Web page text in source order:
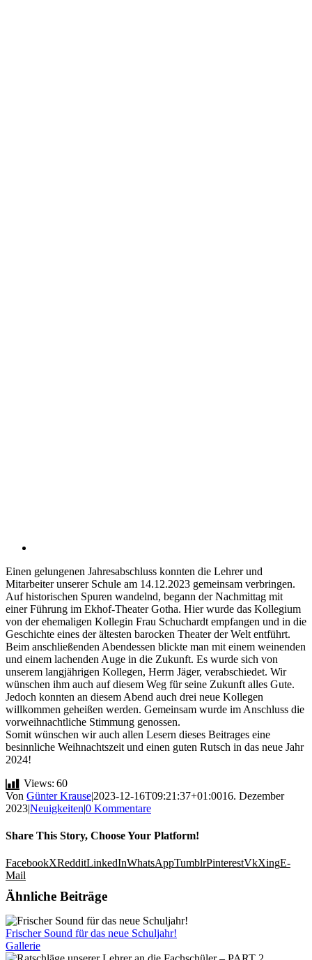
Einen gelungenen Jahresabschluss konnten die Lehrer und
Mitarbeiter unserer Schule am 14.12.2023 gemeinsam verbringen.
Auf historischen Spuren wandelnd, begann der Nachmittag mit
einer Führung im Ekhof-Theater Gotha. Hier wurde das Kollegium
von der ehemaligen Kollegin Frau Schuchardt empfangen und in die
Geschichte eines der ältesten barocken Theater der Welt entführt.
Beim anschließenden Abendessen blickte man mit einem weinenden
und einem lachenden Auge in die Zukunft. Es wurde sich von
unserem langjährigen Kollegen, Herrn Jäger, verabschiedet. Wir
wünschen ihm auch auf diesem Weg für seine Zukunft alles Gute.
Jedoch konnten an diesem Abend auch drei neue Kollegen
willkommen geheißen werden. Gemeinsam wurde im Anschluss die
vorweihnachtliche Stimmung genossen.
Somit wünschen wir auch allen Lesern dieses Beitrages eine
besinnliche Weihnachtszeit und einen guten Rutsch in das neue Jahr
2024!
Views: 60
Von Günter Krause|2023-12-16T09:21:37+01:0016. Dezember
2023|Neuigkeiten|0 Kommentare
Share This Story, Choose Your Platform!
FacebookXRedditLinkedInWhatsAppTumblrPinterestVkXingE-
Mail
Ähnliche Beiträge
Frischer Sound für das neue Schuljahr!
Gallerie